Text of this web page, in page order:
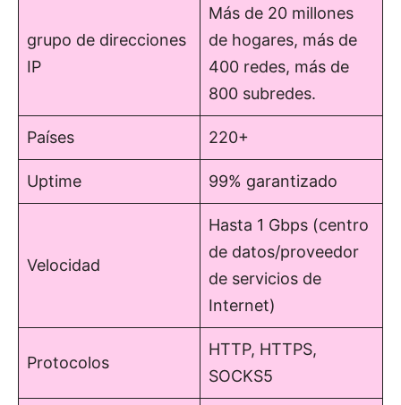
grupo de direcciones
IP
Más de 20 millones
de hogares, más de
400 redes, más de
800 subredes.
Países 220+
Uptime 99% garantizado
Velocidad
Hasta 1 Gbps (centro
de datos/proveedor
de servicios de
Internet)
Protocolos
HTTP, HTTPS,
SOCKS5